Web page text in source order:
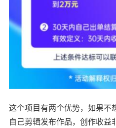
这个项目有两个优势，如果不
自己剪辑发布作品，创作收益